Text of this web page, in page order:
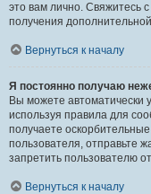
это вам лично. Свяжитесь
получения
Вернуться к началу
Я постоянно получаю
Вы можете автоматически
используя правила для
получаете
пользователя, отправьте
запретить пользователю
Вернуться к началу